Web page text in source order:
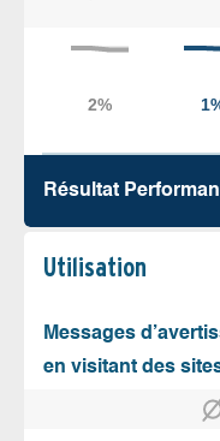
Résultat
Utilisation
Messages
en visitant des